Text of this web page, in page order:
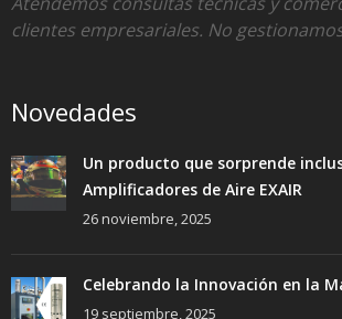
clientes empresariales. No
Novedades
Un producto que sorprende
Amplificadores de Aire EXAIR
26 noviembre, 2025
Celebrando la Innovación en la
19 septiembre, 2025